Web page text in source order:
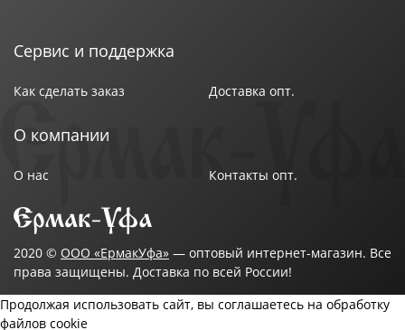
Сервис и поддержка
Как сделать заказ Доставка опт.
О компании
О нас Контакты опт.
2020 © ООО «ЕрмакУфа» — оптовый интернет-магазин. Все
права защищены. Доставка по всей России!
Продолжая использовать сайт, вы соглашаетесь на обработку
файлов cookie